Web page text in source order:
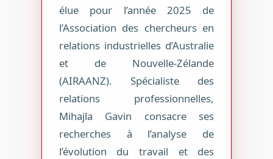
élue pour l’année 2025 de
l’Association des chercheurs en
relations industrielles d’Australie
et de Nouvelle-Zélande
(AIRAANZ). Spécialiste des
relations professionnelles,
Mihajla Gavin consacre ses
recherches à l’analyse de
l’évolution du travail et des